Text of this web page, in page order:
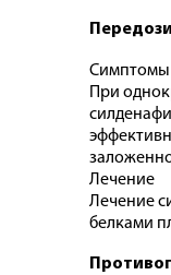
Симптомы
При
Лечение
Лечение
белками